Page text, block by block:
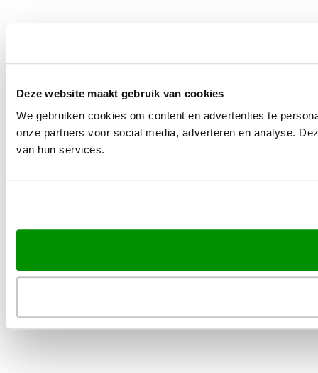
Deze website maakt gebruik van cookies
We gebruiken cookies om content en advertenties te
onze partners voor social media, adverteren en analyse.
van hun services.